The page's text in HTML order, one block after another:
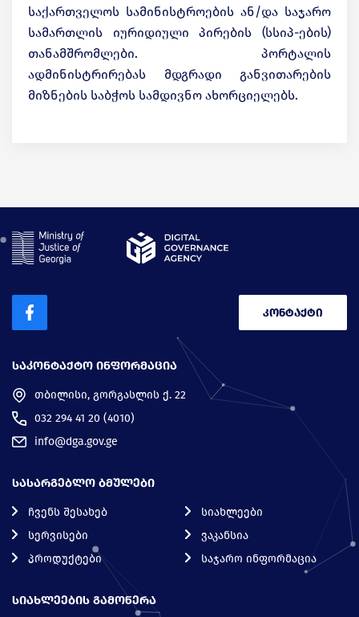
საქართველოს სამინისტროების ან/და საჯარო
სამართლის იურიდიული პირების (სსიპ-ების)
თანამშრომლები. პორტალის
ადმინისტრირებას მდგრადი განვითარების
მიზნების საბჭოს სამდივნო ახორციელებს.
ᲡᲐᲙᲝᲜᲢᲐᲥᲢᲝ ᲘᲜᲤᲝᲠᲛᲐᲪᲘᲐ
თბილისი, გორგასლის ქ. 22
032 294 41 20 (4010)
info@dga.gov.ge
კონტაქტი
ᲡᲐᲡᲐᲠᲒᲔᲑᲚᲝ ᲑᲛᲣᲚᲔᲑᲘ
ჩვენს შესახებ
სერვისები
პროდუქტები
სიახლეები
ვაკანსია
საჯარო ინფორმაცია
ᲡᲘᲐᲮᲚᲔᲔᲑᲘᲡ ᲒᲐᲛᲝᲬᲔᲠᲐ